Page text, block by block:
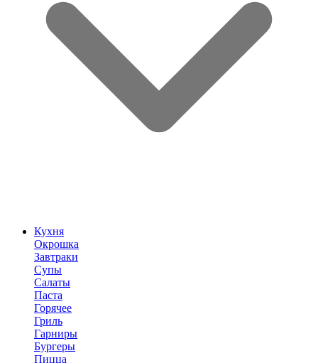
Кухня
Окрошка
Завтраки
Супы
Салаты
Паста
Горячее
Гриль
Гарниры
Бургеры
Пицца